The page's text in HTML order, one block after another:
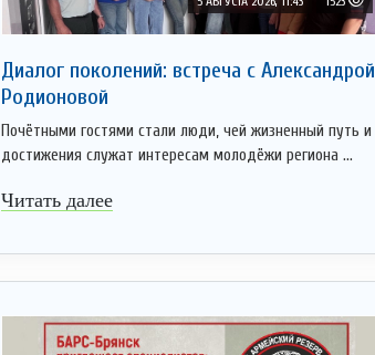
Диалог поколений: встреча с Александрой
Родионовой
Почётными гостями стали люди, чей жизненный путь и
достижения служат интересам молодёжи региона ...
Читать далее